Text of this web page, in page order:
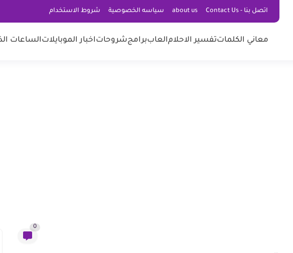
اتصل بنا - Contact Us about us سياسه الخصوصية شروط الاستخدام
معاني الكلماتتفسير الاحلامالعاببرامجشروحاتاخبار الموبايلاتالساعات
0